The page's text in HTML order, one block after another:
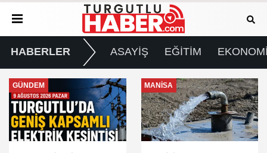
HABERLER ASAYİŞ EĞİTİM
MANİSA GÜNDEM